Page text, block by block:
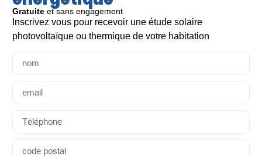
Lire la suite >
Gratuite et sans engagement
Inscrivez vous pour recevoir une étude solaire
photovoltaïque ou thermique de votre habitation